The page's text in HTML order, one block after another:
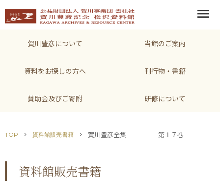
menu
賀川豊彦について 当館のご案内
資料をお探しの方へ 刊行物・書籍
賛助会及びご寄附 研修について
TOP chevron_right 資料館販売書籍 chevron_right 賀川豊彦全集 第１７巻 ＜
資料館販売書籍